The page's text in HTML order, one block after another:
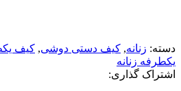
دسته: زنانه, کیف دستی دوشی, کیف
یکطرفه زنانه
اشتراک گذاری: